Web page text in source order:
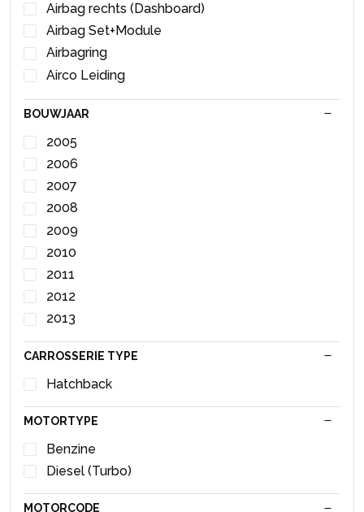
Airbag rechts (Dashboard)
Airbag Set+Module
Airbagring
Airco Leiding
Airco Radiateur
Airco Schakelaar
Binnenspiegel
Bobine
Brandstofpomp Elektrisch
Buitenspiegel links
Buitenspiegel rechts
Bumperframe achter
Bumperframe voor
Carterpan
Centrale Deurvergrendelings Module
Cilinderkop
Claxon Ring
Combischakelaar Stuurkolom
Computer Automatische Bak
Computer Motormanagement
Dagrijverlichting links
Dagrijverlichting rechts
Deurslot Mechaniek 2Deurs links
BOUWJAAR
2005
2006
2007
2008
2009
2010
2011
2012
2013
CARROSSERIE TYPE
Hatchback
MOTORTYPE
Benzine
Diesel (Turbo)
MOTORCODE